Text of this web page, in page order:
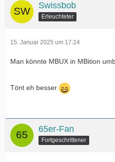
Swissbob
Erleuchteter
15. Januar 2025 um 17:24
Man könnte MBUX in MBition
Tönt eh besser
65er-Fan
Fortgeschrittener